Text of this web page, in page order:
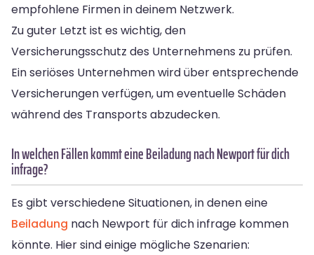
empfohlene Firmen in deinem Netzwerk.
Zu guter Letzt ist es wichtig, den
Versicherungsschutz des Unternehmens zu prüfen.
Ein seriöses Unternehmen wird über entsprechende
Versicherungen verfügen, um eventuelle Schäden
während des Transports abzudecken.
In welchen Fällen kommt eine Beiladung nach Newport für dich
infrage?
Es gibt verschiedene Situationen, in denen eine
Beiladung nach Newport für dich infrage kommen
könnte. Hier sind einige mögliche Szenarien: